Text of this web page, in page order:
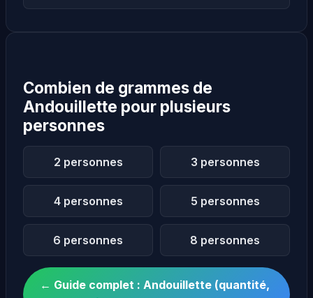
Combien de grammes de
Andouillette pour plusieurs
personnes
2 personnes 3 personnes
4 personnes 5 personnes
6 personnes 8 personnes
← Guide complet : Andouillette (quantité,